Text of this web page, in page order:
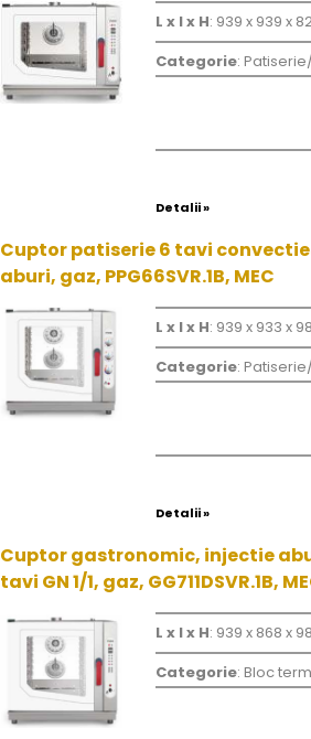
L x l x H: 939 x 939 x
Categorie:
Detalii »
Cuptor patiserie 6 tavi
aburi, gaz, PPG66SVR.1B, MEC
L x l x H: 939 x 933 x
Categorie:
Detalii »
Cuptor gastronomic, injectie
tavi GN 1/1, gaz, GG711DSVR.1B,
L x l x H: 939 x 868 x
Categorie: Bloc